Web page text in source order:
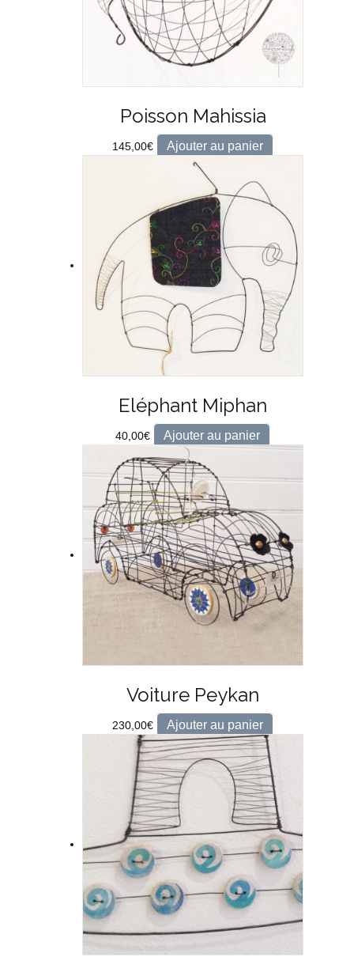
Poisson Mahissia
145,00€ Ajouter au panier
Eléphant Miphan
40,00€ Ajouter au panier
Voiture Peykan
230,00€ Ajouter au panier